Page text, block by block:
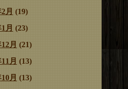
月 (19)
月 (23)
月 (21)
月 (13)
月 (13)